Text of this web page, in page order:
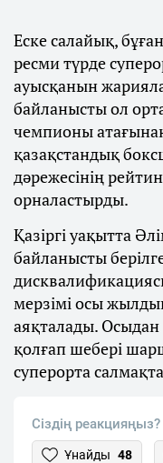
Еске салайық,
ресми түрде
ауысқанын
байланысты ол
чемпионы
қазақстандық
дәрежесінің
орналастырды.
Қазіргі уақытта
байланысты
мерзімі осы
аяқталады.
қолғап шебері
суперорта
Сіздің реакцияңыз?
Ұнайды 48